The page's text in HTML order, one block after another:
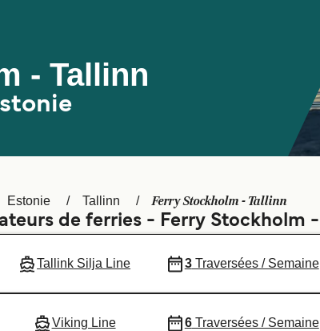
- Tallinn
Estonie Tallinn Ferry Stockholm - Tallinn
de ferries - Ferry Stockholm -
Tallink Silja Line 3Traversées / Semaine
Viking Line 6Traversées / Semaine